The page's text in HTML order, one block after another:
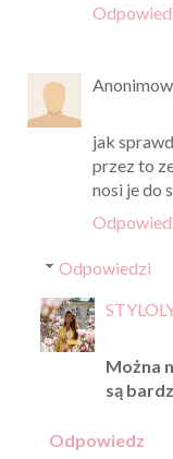
jak
przez to
nosi je do
Odpowiedzi
Można
są
Odpowiedz